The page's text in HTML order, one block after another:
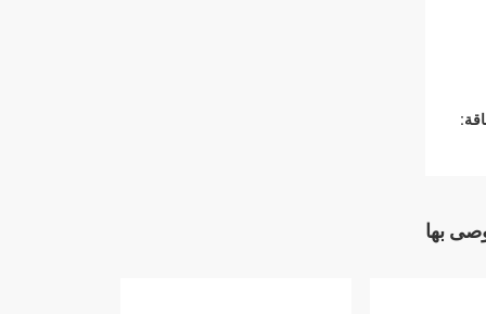
بها